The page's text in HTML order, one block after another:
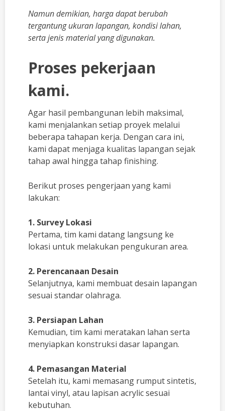
Namun demikian, harga dapat berubah
tergantung ukuran lapangan, kondisi lahan,
serta jenis material yang digunakan.
Proses pekerjaan
kami.
Agar hasil pembangunan lebih maksimal,
kami menjalankan setiap proyek melalui
beberapa tahapan kerja. Dengan cara ini,
kami dapat menjaga kualitas lapangan sejak
tahap awal hingga tahap finishing.
Berikut proses pengerjaan yang kami
lakukan:
1. Survey Lokasi
Pertama, tim kami datang langsung ke
lokasi untuk melakukan pengukuran area.
2. Perencanaan Desain
Selanjutnya, kami membuat desain lapangan
sesuai standar olahraga.
3. Persiapan Lahan
Kemudian, tim kami meratakan lahan serta
menyiapkan konstruksi dasar lapangan.
4. Pemasangan Material
Setelah itu, kami memasang rumput sintetis,
lantai vinyl, atau lapisan acrylic sesuai
kebutuhan.